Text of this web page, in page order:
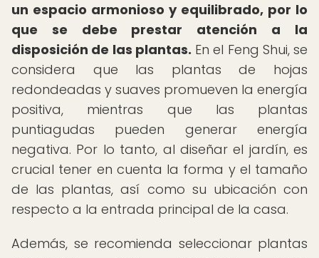
un espacio armonioso y equilibrado, por lo
que se debe prestar atención a la
disposición de las plantas. En el Feng Shui, se
considera que las plantas de hojas
redondeadas y suaves promueven la energía
positiva, mientras que las plantas
puntiagudas pueden generar energía
negativa. Por lo tanto, al diseñar el jardín, es
crucial tener en cuenta la forma y el tamaño
de las plantas, así como su ubicación con
respecto a la entrada principal de la casa.
Además, se recomienda seleccionar plantas